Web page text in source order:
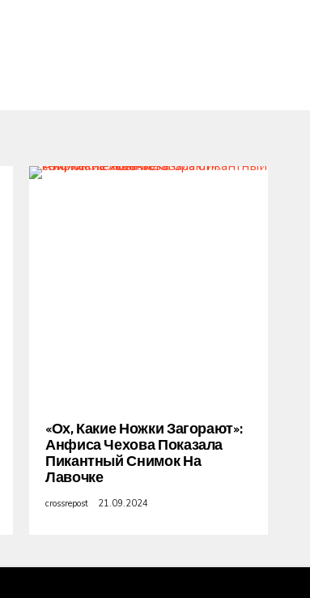
«Ох, Какие Ножки Загорают»:
Анфиса Чехова Показала
Пикантный Снимок На
Лавочке
crossrepost 21.09.2024